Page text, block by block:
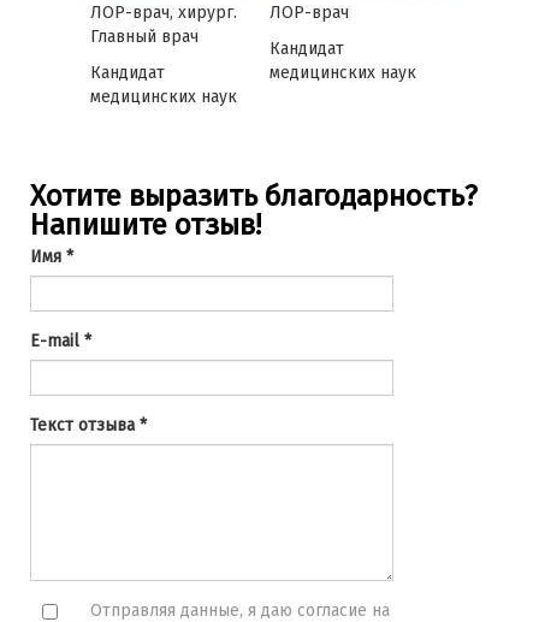
ЛОР-врач, хирург.
Главный врач
Кандидат
медицинских наук
ЛОР-врач
Кандидат
медицинских наук
Хотите выразить благодарность?
Напишите отзыв!
Имя *
E-mail *
Текст отзыва*
Отправляя данные, я даю согласие на